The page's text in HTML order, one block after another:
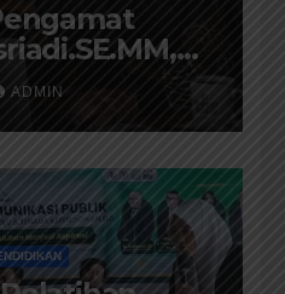
Dr. (Cand)
M. Ikom
ADMIN